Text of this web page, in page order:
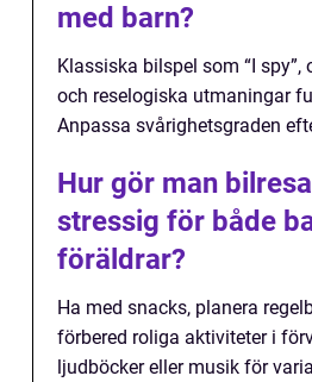
med barn?
Klassiska bilspel som “I spy”,
och reselogiska utmaningar
Anpassa svårighetsgraden
Hur gör man
stressig för både
föräldrar?
Ha med snacks, planera
förbered roliga aktiviteter i
ljudböcker eller musik för